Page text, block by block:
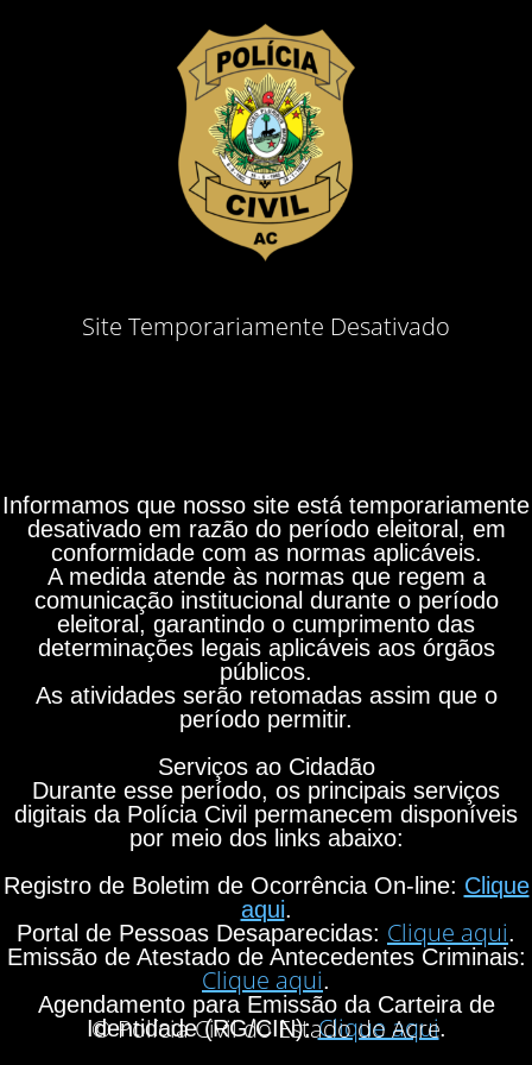
Site Temporariamente Desativado
Informamos que nosso site está temporariamente
desativado em razão do período eleitoral, em
conformidade com as normas aplicáveis.
A medida atende às normas que regem a
comunicação institucional durante o período
eleitoral, garantindo o cumprimento das
determinações legais aplicáveis aos órgãos
públicos.
As atividades serão retomadas assim que o
período permitir.
Serviços ao Cidadão
Durante esse período, os principais serviços
digitais da Polícia Civil permanecem disponíveis
por meio dos links abaixo:
Registro de Boletim de Ocorrência On-line: Clique
aqui.
Portal de Pessoas Desaparecidas: Clique aqui.
Emissão de Atestado de Antecedentes Criminais:
Clique aqui.
Agendamento para Emissão da Carteira de
Identidade (RG/CIN):Clique aqui.
© Polícia Civil do Estado do Acre